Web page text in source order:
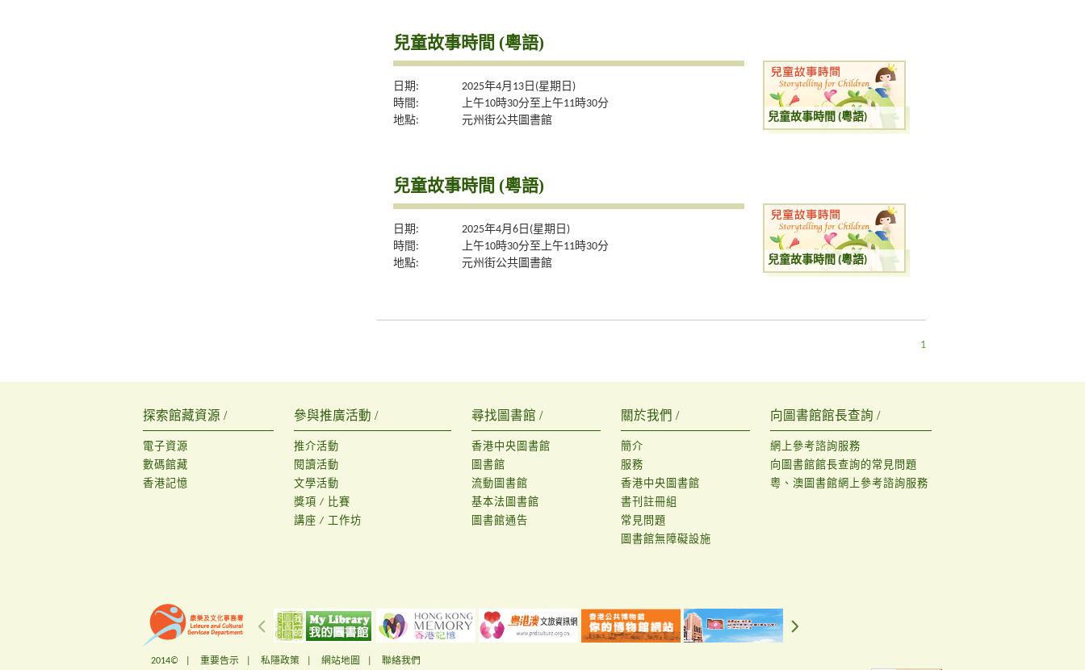
兒童故事時間 (粵語)
日期:
2025年4月13日(星期日)
時間:
上午10時30分至上午11時30分
地點:
元州街公共圖書館 兒童故事時間 (粵語)
兒童故事時間 (粵語)
日期:
2025年4月6日(星期日)
時間:
上午10時30分至上午11時30分
地點:
元州街公共圖書館 兒童故事時間 (粵語)
1
探索館藏資源 /
電子資源
數碼館藏
香港記憶
參與推廣活動 /
推介活動
閱讀活動
文學活動
獎項 / 比賽
講座 / 工作坊
尋找圖書館 /
香港中央圖書館
圖書館
流動圖書館
基本法圖書館
圖書館通告
關於我們 /
簡介
服務
香港中央圖書館
書刊註冊組
常見問題
圖書館無障礙設施
向圖書館館長查詢 /
網上參考諮詢服務
向圖書館館長查詢的常見問題
粵、澳圖書館網上參考諮詢服務
2014© | 重要告示 私隱政策 網站地圖 聯絡我們